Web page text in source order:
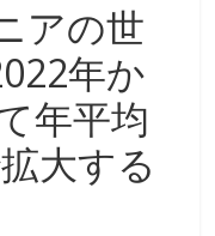
アの世
年か
年平均
大する